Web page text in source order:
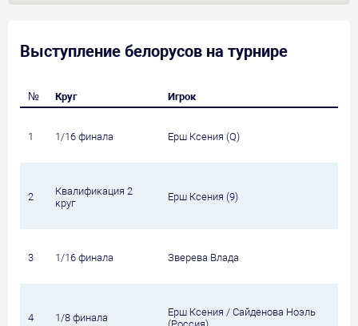
Выступление белорусов на турнире
№ Круг Игрок
1 1/16 финала Ерш Ксения (Q)
2
Квалификация 2
круг
Ерш Ксения (9)
3 1/16 финала Зверева Влада
4 1/8 финала
Ерш Ксения / Сайденова Ноэль